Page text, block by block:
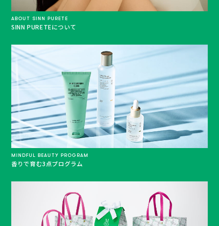
ABOUT SINN PURETE
SINN PURETEについて
MINDFUL BEAUTY PROGRAM
香りで育む3点プログラム